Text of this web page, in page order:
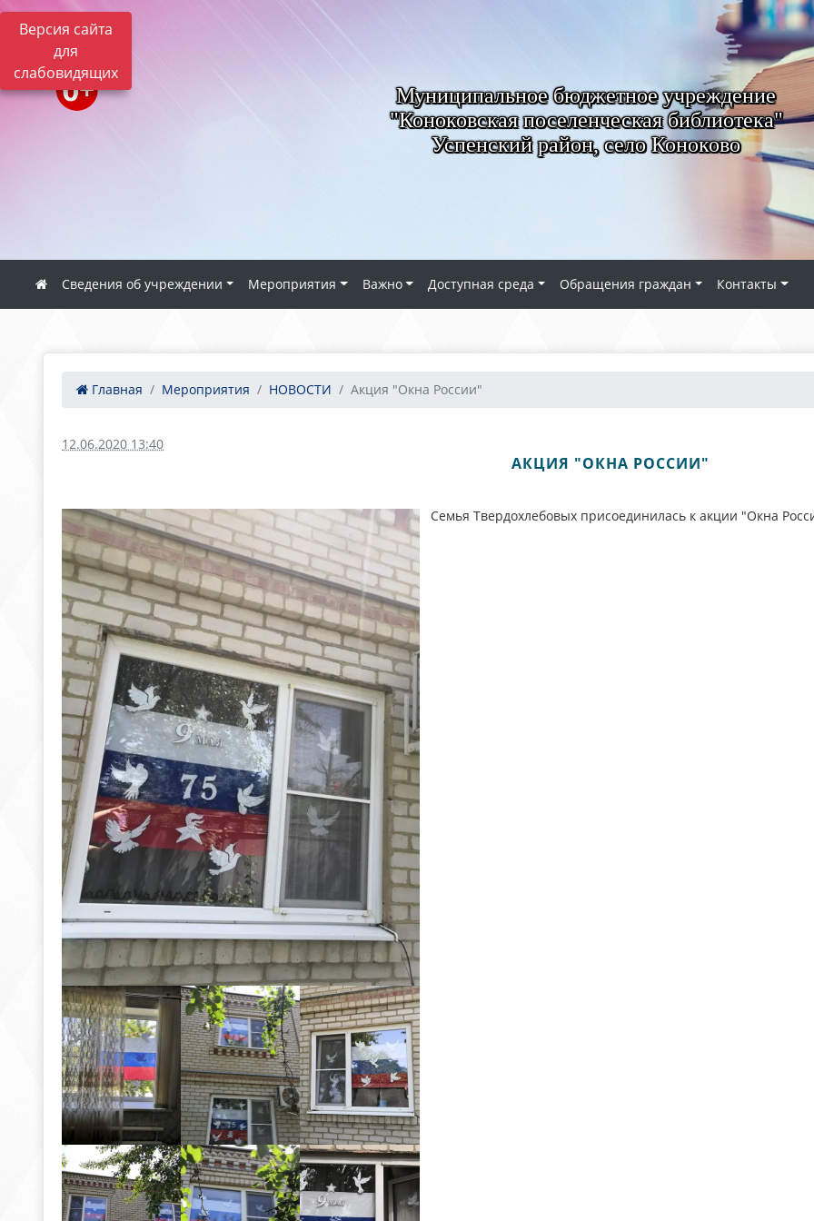
Версия сайта
для
слабовидящих
Муниципальное бюджетное учреждение
"Коноковская поселенческая библиотека"
Успенский район, село Коноково
Сведения об учреждении Мероприятия Важно Доступная среда Обращения граждан Контакты
Главная Мероприятия НОВОСТИ Акция "Окна России"
12.06.2020 13:40
АКЦИЯ "ОКНА РОССИИ"
Семья Твердохлебовых присоединилась к акции "Окна